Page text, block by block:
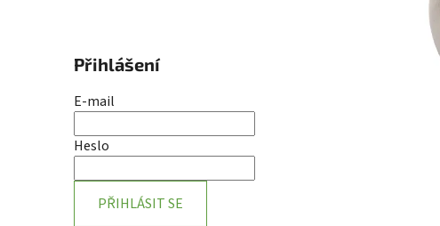
Přihlášení
E-mail
Heslo
PŘIHLÁSIT SE